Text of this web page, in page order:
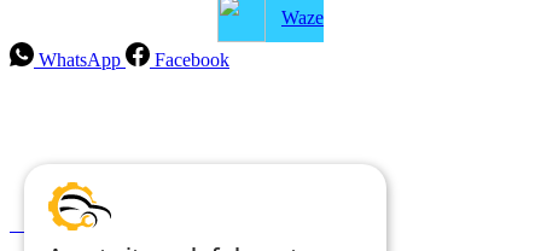
Waze
WhatsApp
Facebook
Politica de ramburs și retur
Formular de retur